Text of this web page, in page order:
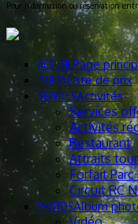
Pour information ou réservation
ACCUEILPage
TARIFSListe de prix
SERVICESActivités
Services
Activités
Restaurant
Attraits
Forfait Parc
Circuit RC
PHOTOSAlbum